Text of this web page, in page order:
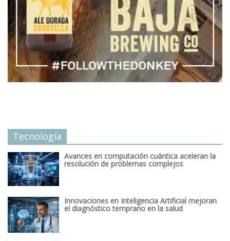
Tecnología
Avances en computación cuántica aceleran la
resolución de problemas complejos
Innovaciones en Inteligencia Artificial mejoran
el diagnóstico temprano en la salud